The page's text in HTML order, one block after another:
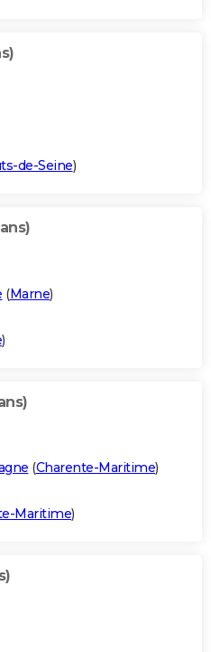
de-Seine)
(Marne)
)
(Charente-Maritime)
Maritime)